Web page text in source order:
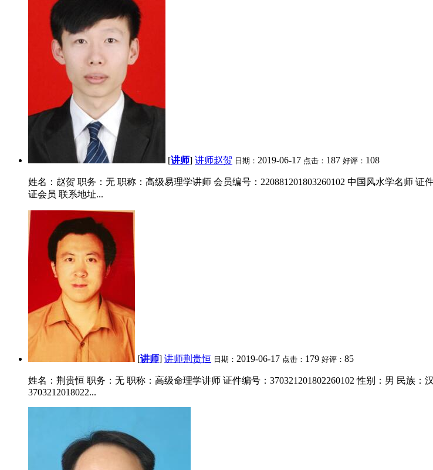
[讲师] 讲师赵贺 日期： 2019-06-17 点击： 187 好评： 108
姓名：赵贺 职务：无 职称：高级易理学讲师 会员编号：220881201803260102 中国风水学名师 证
证会员 联系地址...
[讲师] 讲师荆贵恒 日期： 2019-06-17 点击： 179 好评： 85
姓名：荆贵恒 职务：无 职称：高级命理学讲师 证件编号：370321201802260102 性别：男 民族
3703212018022...